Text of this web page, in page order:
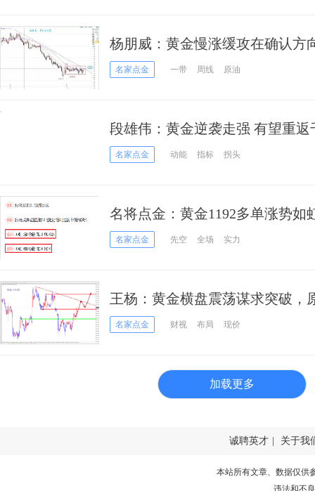
杨朋威：黄金慢涨缓攻在确认方
撑！
名家点金 一带 周线 原油
段雄伟：黄金逆袭走强 有望重返
名家点金 动能 指标 拐头
名将点金：黄金1192多单涨势如
名家点金 先空 全场 实力
王杨：黄金横盘震荡谋求突破，
名家点金 财视 布局 现价
加载更多
诚聘英才 | 关于我
本站所有文章、数据仅供
违法和不